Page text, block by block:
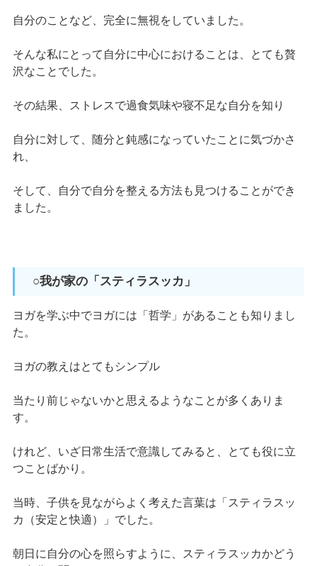
自分のことなど、完全に無視をしていました。
そんな私にとって自分に中心におけることは、とても贅
沢なことでした。
その結果、ストレスで過食気味や寝不足な自分を知り
自分に対して、随分と鈍感になっていたことに気づかさ
れ、
そして、自分で自分を整える方法も見つけることができ
ました。
○我が家の「スティラスッカ」
ヨガを学ぶ中でヨガには「哲学」があることも知りまし
た。
ヨガの教えはとてもシンプル
当たり前じゃないかと思えるようなことが多くありま
す。
けれど、いざ日常生活で意識してみると、とても役に立
つことばかり。
当時、子供を見ながらよく考えた言葉は「スティラスッ
カ（安定と快適）」でした。
朝日に自分の心を照らすように、スティラスッカかどう